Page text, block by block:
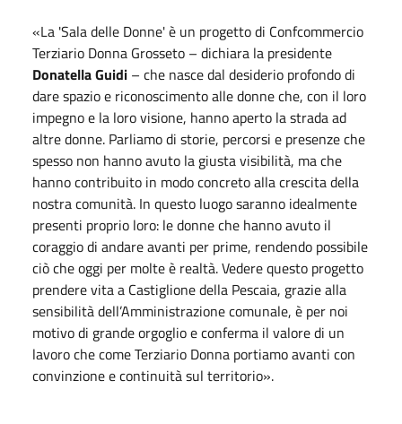
«La 'Sala delle Donne' è un progetto di Confcommercio
Terziario Donna Grosseto – dichiara la presidente
Donatella Guidi – che nasce dal desiderio profondo di
dare spazio e riconoscimento alle donne che, con il loro
impegno e la loro visione, hanno aperto la strada ad
altre donne. Parliamo di storie, percorsi e presenze che
spesso non hanno avuto la giusta visibilità, ma che
hanno contribuito in modo concreto alla crescita della
nostra comunità. In questo luogo saranno idealmente
presenti proprio loro: le donne che hanno avuto il
coraggio di andare avanti per prime, rendendo possibile
ciò cheoggi per molte è realtà. Vedere questo progetto
prendere vita a Castiglione della Pescaia, grazie alla
sensibilità dell’Amministrazione comunale, è per noi
motivo di grande orgoglio e conferma il valore di un
lavoro che come Terziario Donna portiamo avanti con
convinzione e continuità sul territorio».